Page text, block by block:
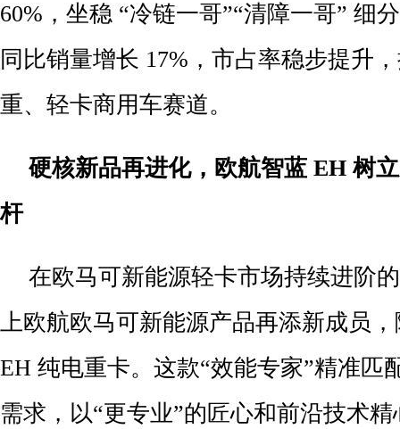
60%，坐稳 “冷链一哥”“清障一哥” 细
同比销量增长 17%，市占率稳步提升
重、轻卡商用车赛道。
硬核新品再进化，欧航智蓝 EH 树立
杆
在欧马可新能源轻卡市场持续进阶
上欧航欧马可新能源产品再添新成员
EH 纯电重卡。这款“效能专家”精准匹
需求，以“更专业”的匠心和前沿技术